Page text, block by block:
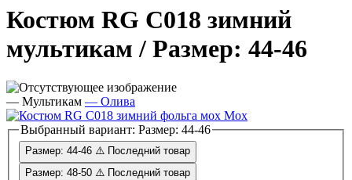
Костюм RG C018 зимний
мультикам/ Размер: 44-46
— Мультикам — Олива
Мох
Выбранный вариант: Размер: 44-46
Размер: 44-46 ⚠️ Последний товар
Размер: 48-50 ⚠️ Последний товар